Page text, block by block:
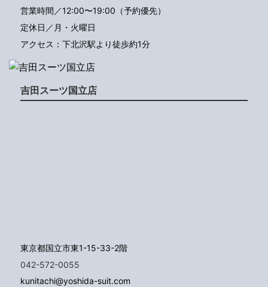
営業時間／12:00〜19:00（予約優先）
定休日／月・火曜日
アクセス：下北沢駅より徒歩約1分
吉田スーツ国立店
東京都国立市東1-15-33-2階
042-572-0055
kunitachi@yoshida-suit.com